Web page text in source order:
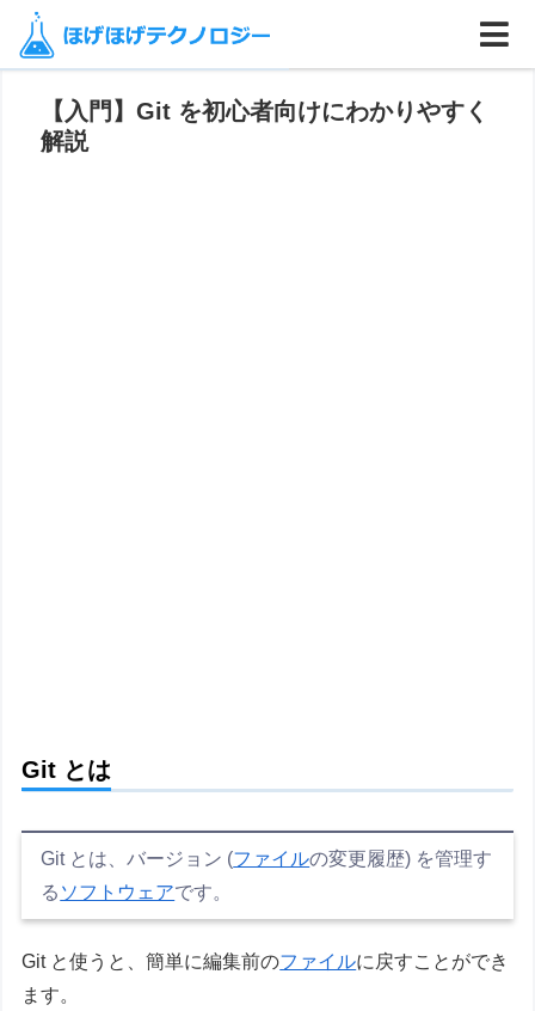
ホーム
【入門】Git を初心者向けにわかりやすく
解説
Git とは
Git とは、バージョン (ファイルの変更履歴) を管理す
る ソフトウェアです。
Git と使うと、簡単に編集前のファイルに戻すことができ
ます。